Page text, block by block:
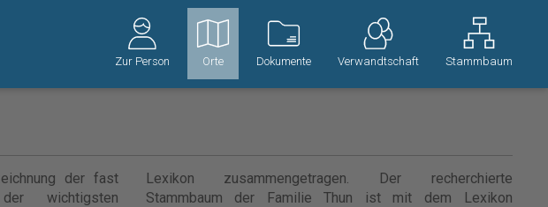
der fast
wichtigsten
Lexikon zusammengetragen. Der recherchierte
Stammbaum der Familie Thun ist mit dem Lexikon
Zur Person Orte Dokumente Verwandtschaft Stammbaum